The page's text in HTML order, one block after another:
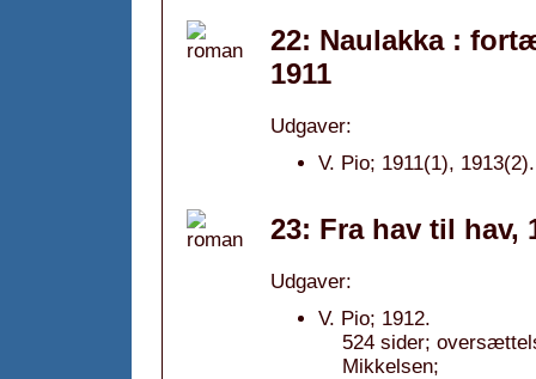
22: Naulakka :
1911
Udgaver:
V. Pio; 1911(1), 1913(2).
23: Fra hav til hav,
Udgaver:
V. Pio; 1912.
524 sider;
Mikkelsen;